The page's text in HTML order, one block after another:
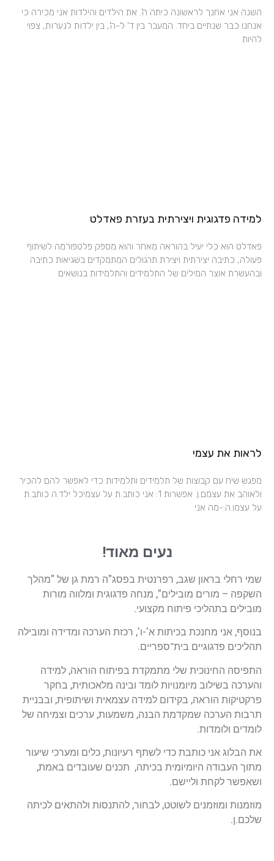
השנה אני אחנך לראשונה כיתה ה'. את הילדים והילדות אני מכירה כי
אנחנו כבר שנתיים ביחד. המעבר בין ד' ל-ה', בין ילדוּת לנערוּת, צפוי
להיות
למידה פדגוגית ויצירתית בעזרת פאדלט
פאדלט הוא כלי יעיל בהוראה מאחר והוא מספק פלטפורמה לשיתוף
פעולה, כתיבה יצירתית ויצירת תרגולים המתמקדים בשגיאות כתיבה
ובהעשרת אוצר המילים של התלמידים והתלמידות בנושאים
לראות את עצמי
מפגש שיח עם קבוצות של תלמידים ותלמידות כדי לאפשר להם להכיר
ולאוהב את עצמם.ן. אפשרות 1: אני כותב.ת על עצמיכל ילד.ה כותב.ת
על עצמו.ה:-מה אני
נעים מאוד!
שמי רחלי בראון שגב, רפרנטית בפסג"ה רמת גן של "מהלך
השקפה – מורים מובילים", מנחה פדגוגית ומלווה מורות
מובילים בתהליכי פיתוח מקצועי.
בנוסף, אני מחנכת בכיתות א'-ו', רכזת הערכה ומדידה ומובילה
תהליכים פדגוגיים בית־ספריים.
התפיסה החינוכית שלי מתמקדת בפיתוח הוראה, למידה
והערכה בשילוב מיומנויות לומד ובינה מלאכותית, בחקר
פרקטיקות הוראה, בקידום למידה עצמאית ושיתופית, ובבניית
תרבות הערכה שמקדמת הבנה, משמעות, ערכים וצמיחה של
לומדים ולומדות.
את הבלוג אני כותבת כדי לשתף רעיונות, כלים ומערכי שיעור
מתוך העבודה היומיומית בכיתה, תכנים שעובדים באמת,
ושאפשר לקחת וליישם.
מוזמנות ומוזמנים לשוטט, לבחור, להתנסות ולהתאים לכיתה
שלכם.ן.